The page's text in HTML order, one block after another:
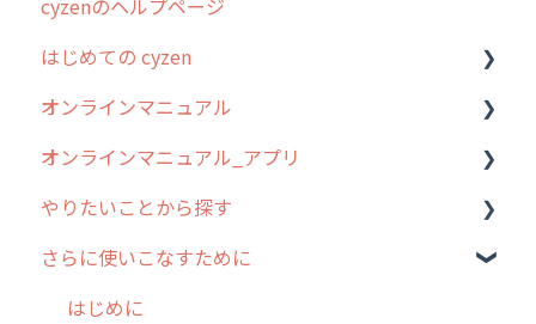
2023年のリリース情報
過去のリリース
2019年までのリリース情報
お客様の声を実現しました
cyzenのヘルプページ
はじめての cyzen
0. はじめてのcyzenの使い方
1. cyzenについて知ろう
2. 主要機能の概要
3. cyzenの位置情報取得について
4. cyzen利用前の準備：システム管理者編
オンラインマニュアル
管理サイトの使い始め
ユーザー・グループ管理
行動管理
予定管理
オンラインマニュアル_アプリ
アプリの使い始め
ホーム画面
スポット
やりたいことから探す
行動管理
勤怠管理
さらに使いこなすために
はじめに